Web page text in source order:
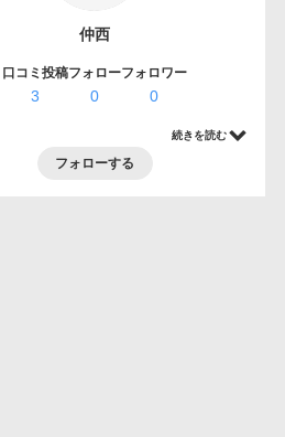
仲西
口コミ投稿
3
フォロー
0
フォロワー
0
続きを読む
フォローする